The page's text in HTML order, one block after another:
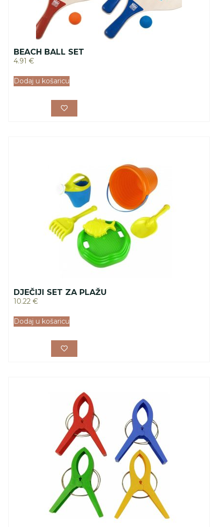
BEACH BALL SET
4.91 €
Dodaj u košaricu
DJEČIJI SET ZA PLAŽU
10.22 €
Dodaj u košaricu